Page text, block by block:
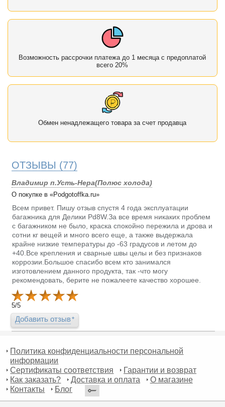
Возможность рассрочки платежа до 1 месяца с предоплатой
всего 20%
Обмен ненадлежащего товара за счет продавца
ОТЗЫВЫ (77)
Владимир п.Усть-Нера(Полюс холода)
О покупке в «Podgotoffka.ru»
Всем привет. Пишу отзыв спустя 4 года эксплуатации
багажника для Делики Pd8W.За все время никаких проблем
с багажником не было, краска спокойно пережила и дрова и
сотни кг вещей и много всего еще, а также выдержала
крайне низкие температуры до -63 градусов и летом до
+40.Все крепления и сварные швы целы и без признаков
коррозии.Большое спасибо всем кто занимался
изготовлением данного продукта, так -что могу
рекомендовать, берите не пожалеете качество хорошее.
5/5
Добавить отзыв
Политика конфиденциальности персональной
информации
Сертификаты соответствия
Гарантии и возврат
Как заказать?
Доставка и оплата
О магазине
Контакты
Блог